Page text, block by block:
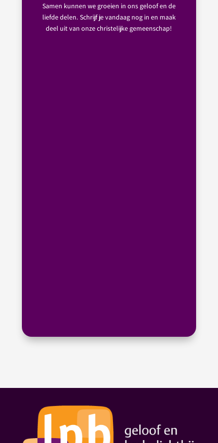
Samen kunnen we groeien in ons geloof en de
liefde delen. Schrijf je vandaag nog in en maak
deel uit van onze christelijke gemeenschap!